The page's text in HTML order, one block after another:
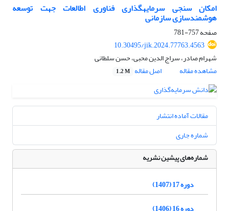
امکان سنجی سرمایهگذاری فناوری اطالعات جهت توسعه
هوشمندسازی سازمانی
صفحه757-781
10.30495/jik.2024.77763.4563
شهرام صادر، سراج الدین محبی، حسن سلطانی
مشاهده مقاله
اصل مقاله 1.2 M
مقالات آماده انتشار
شماره جاری
شماره‌های پیشین نشریه
دوره 17 (1407)